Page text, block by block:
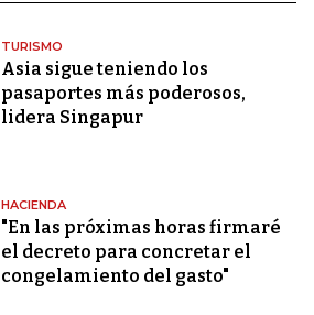
TURISMO
Asia sigue teniendo los
pasaportes más poderosos,
lidera Singapur
HACIENDA
"En las próximas horas firmaré
el decreto para concretar el
congelamiento del gasto"